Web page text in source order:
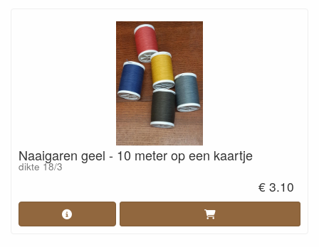
Naaigaren geel - 10 meter op een kaartje
dikte 18/3
€ 3.10